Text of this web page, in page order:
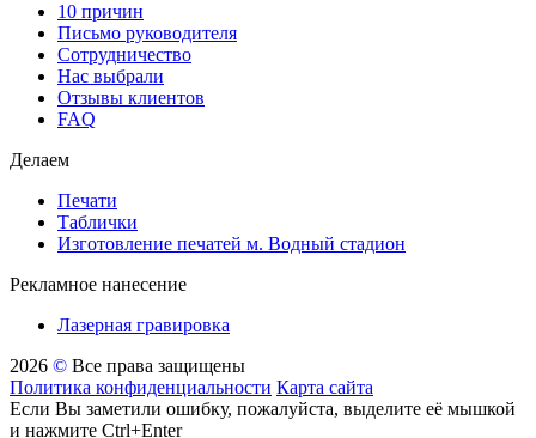
10 причин
Письмо руководителя
Сотрудничество
Нас выбрали
Отзывы клиентов
FAQ
Делаем
Печати
Таблички
Изготовление печатей м. Водный стадион
Рекламное нанесение
Лазерная гравировка
2026 © Все права защищены
Политика конфиденциальности Карта сайта
Если Вы заметили ошибку, пожалуйста, выделите её мышкой
и нажмите Ctrl+Enter